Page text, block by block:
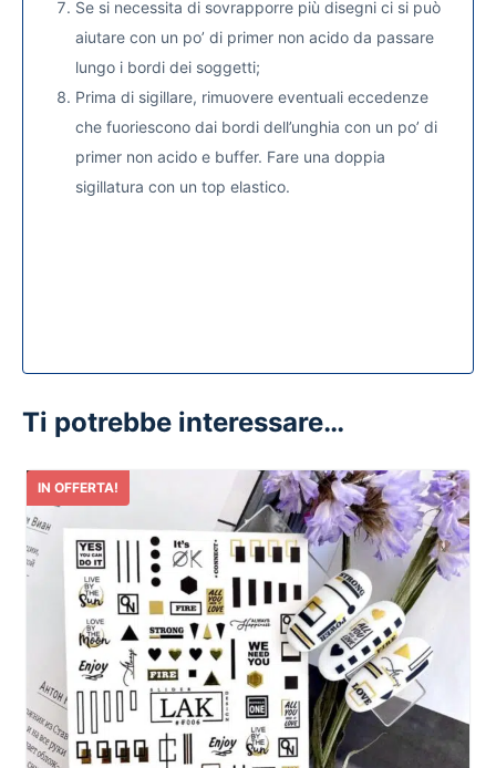
Se si necessita di sovrapporre più disegni ci si può
aiutare con un po’ di primer non acido da passare
lungo i bordi dei soggetti;
Prima di sigillare, rimuovere eventuali eccedenze
che fuoriescono dai bordi dell’unghia con un po’ di
primer non acido e buffer. Fare una doppia
sigillatura con un top elastico.
Ti potrebbe interessare…
IN OFFERTA!